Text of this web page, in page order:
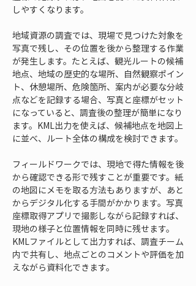
しやすくなります。
地域資源の調査では、現場で見つけた対象を
写真で残し、その位置を後から整理する作業
が発生します。たとえば、観光ルートの候補
地点、地域の歴史的な場所、自然観察ポイン
ト、休憩場所、危険箇所、案内が必要な分岐
点などを記録する場合、写真と座標がセット
になっていると、調査後の整理が簡単になり
ます。KML出力を使えば、候補地点を地図上
に並べ、ルート全体の構成を検討できます。
フィールドワークでは、現地で得た情報を後
から確認できる形で残すことが重要です。紙
の地図にメモを取る方法もありますが、あと
からデジタル化する手間がかかります。写真
座標取得アプリで撮影しながら記録すれば、
現地の様子と位置情報を同時に残せます。
KMLファイルとして出力すれば、調査チーム
内で共有し、地点ごとのコメントや評価を加
えながら資料化できます。